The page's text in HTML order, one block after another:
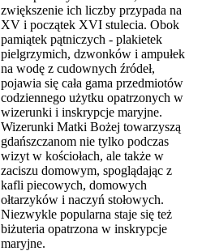
zwiększenie ich liczby przypada na
XV i początek XVI stulecia. Obok
pamiątek pątniczych - plakietek
pielgrzymich, dzwonków i ampułek
na wodę z cudownych źródeł,
pojawia się cała gama przedmiotów
codziennego użytku opatrzonych w
wizerunki i inskrypcje maryjne.
Wizerunki Matki Bożej towarzyszą
gdańszczanom nie tylko podczas
wizyt w kościołach, ale także w
zaciszu domowym, spoglądając z
kafli piecowych, domowych
ołtarzyków i naczyń stołowych.
Niezwykle popularna staje się też
biżuteria opatrzona w inskrypcje
maryjne.